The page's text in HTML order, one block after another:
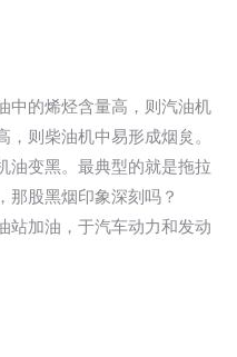
中的烯烃含量高，则汽油机
则柴油机中易形成烟炱。
油变黑。最典型的就是拖拉
那股黑烟印象深刻吗？
站加油，于汽车动力和发动